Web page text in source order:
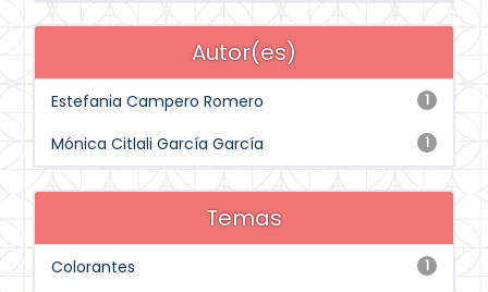
Autor(es)
1
Estefania Campero Romero
1
Mónica Citlali García García
Temas
1
Colorantes